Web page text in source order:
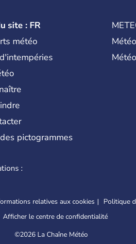
site : FR
météo
pictogrammes
:
relatives aux cookies Politique
Afficher le centre de confidentialité
©2026 La Chaîne Météo